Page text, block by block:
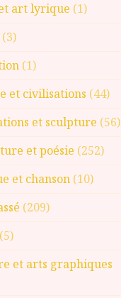
art lyrique (1)
(3)
(1)
et civilisations (44)
et sculpture (56)
et poésie (252)
et chanson (10)
(209)
(5)
et arts graphiques